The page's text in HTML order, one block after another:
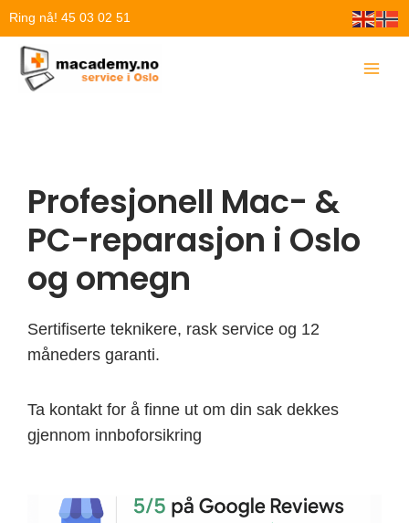
Hopp
innholdet
Ring nå! 45 03 02 51
Profesjonell Mac- &
PC-reparasjon i Oslo
og omegn
Sertifiserte teknikere, rask service og 12
måneders garanti.
Ta kontakt for å finne ut om din sak dekkes
gjennom innboforsikring